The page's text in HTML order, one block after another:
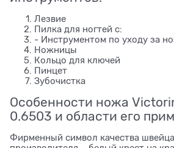
Лезвие
Пилка для ногтей с:
- Инструментом по уходу за
Ножницы
Кольцо для ключей
Пинцет
Зубочистка
Особенности ножа
0.6503 и области его
Фирменный символ качества